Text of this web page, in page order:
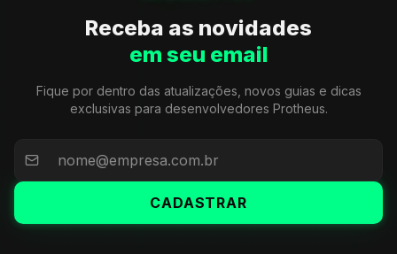
Receba as novidades
em seu email
Fique por dentro das atualizações, novos guias e dicas
exclusivas para desenvolvedores Protheus.
CADASTRAR